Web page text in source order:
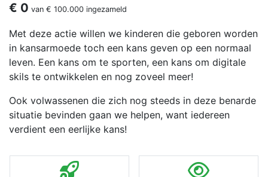
€ 0 van € 100.000 ingezameld
Met deze actie willen we kinderen die geboren worden
in kansarmoede toch een kans geven op een normaal
leven. Een kans om te sporten, een kans om digitale
skils te ontwikkelen en nog zoveel meer!
Ook volwassenen die zich nog steeds in deze benarde
situatie bevinden gaan we helpen, want iedereen
verdient een eerlijke kans!